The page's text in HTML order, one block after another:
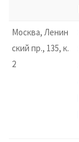
Москва, Ленин
ский пр., 135, к.
2